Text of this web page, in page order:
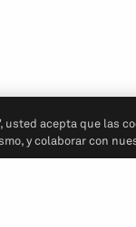
usted acepta que las
y colaborar con